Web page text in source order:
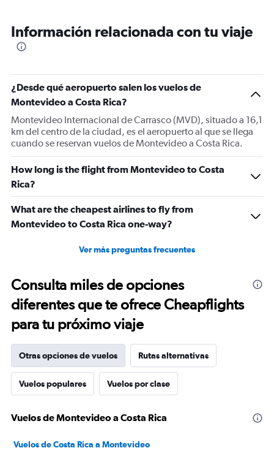
Información relacionada con tu viaje
¿Desde qué aeropuerto salen los vuelos de
Montevideo a Costa Rica?
Montevideo Internacional de Carrasco (MVD), situado a 16,1
km del centro de la ciudad, es el aeropuerto al que se llega
cuando se reservan vuelos de Montevideo a Costa Rica.
How long is the flight from Montevideo to Costa
Rica?
What are the cheapest airlines to fly from
Montevideo to Costa Rica one-way?
Ver más preguntas frecuentes
Consulta miles de opciones
diferentes que te ofrece Cheapflights
para tu próximo viaje
Otras opciones de vuelos Rutas alternativas
Vuelos populares Vuelos por clase
Vuelos de Montevideo a Costa Rica
Vuelos de Costa Rica a Montevideo